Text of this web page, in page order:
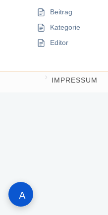
A
Beitrag
Kategorie
Editor
IMPRESSUM